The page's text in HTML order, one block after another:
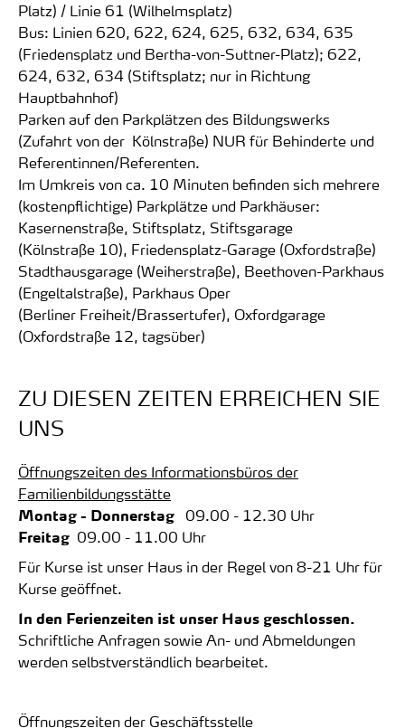
Platz) / Linie 61 (Wilhelmsplatz)
Bus: Linien 620, 622, 624, 625, 632, 634, 635
(Friedensplatz und Bertha-von-Suttner-Platz); 622,
624, 632, 634 (Stiftsplatz; nur in Richtung
Hauptbahnhof)
Parken auf den Parkplätzen des Bildungswerks
(Zufahrt von der Kölnstraße) NUR für Behinderte und
Referentinnen/Referenten.
Im Umkreis von ca. 10 Minuten befinden sich mehrere
(kostenpflichtige) Parkplätze und Parkhäuser:
Kasernenstraße, Stiftsplatz, Stiftsgarage
(Kölnstraße 10), Friedensplatz-Garage (Oxfordstraße)
Stadthausgarage (Weiherstraße), Beethoven-Parkhaus
(Engeltalstraße), Parkhaus Oper
(Berliner Freiheit/Brassertufer), Oxfordgarage
(Oxfordstraße 12, tagsüber)
ZU DIESEN ZEITEN ERREICHEN SIE
UNS
Öffnungszeiten des Informationsbüros der
Familienbildungsstätte
Montag - Donnerstag 09.00 - 12.30 Uhr
Freitag 09.00 - 11.00 Uhr
Für Kurse ist unser Haus in der Regel von 8-21 Uhr für
Kurse geöffnet.
In den Ferienzeiten ist unser Haus geschlossen.
Schriftliche Anfragen sowie An- und Abmeldungen
werden selbstverständlich bearbeitet.
Öffnungszeiten der Geschäftsstelle